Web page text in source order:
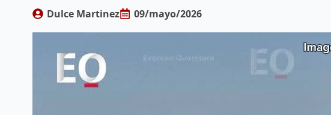
Dulce Martinez 09/mayo/2026